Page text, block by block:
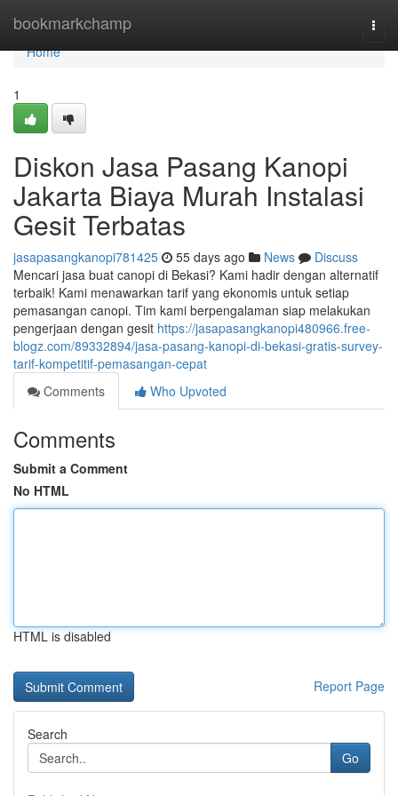
bookmarkchamp
Home
Home
1
Diskon Jasa Pasang Kanopi
Jakarta Biaya Murah Instalasi
Gesit Terbatas
jasapasangkanopi781425 55 days ago News
Discuss
Mencari jasa buat canopi di Bekasi? Kami hadir dengan alternatif
terbaik! Kami menawarkan tarif yang ekonomis untuk setiap
pemasangan canopi. Tim kami berpengalaman siap melakukan
pengerjaan dengan gesit https://jasapasangkanopi480966.free-
blogz.com/89332894/jasa-pasang-kanopi-di-bekasi-gratis-survey-
tarif-kompetitif-pemasangan-cepat
Comments
Who Upvoted
Comments
Submit a Comment
No HTML
HTML is disabled
Report Page
Search
Go